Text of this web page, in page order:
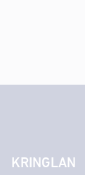
KRINGLAN